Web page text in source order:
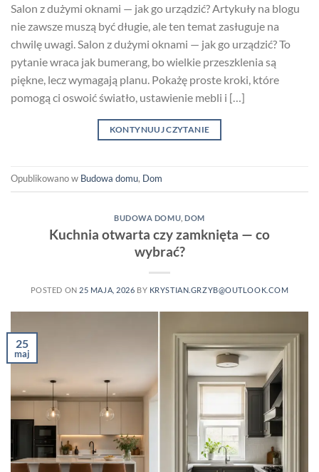
Salon z dużymi oknami — jak go urządzić? Artykuły na blogu
nie zawsze muszą być długie, ale ten temat zasługuje na
chwilę uwagi. Salon z dużymi oknami — jak go urządzić? To
pytanie wraca jak bumerang, bo wielkie przeszklenia są
piękne, lecz wymagają planu. Pokażę proste kroki, które
pomogą ci oswoić światło, ustawienie mebli i […]
KONTYNUUJ CZYTANIE
Opublikowano w Budowa domu, Dom
BUDOWA DOMU ,DOM
Kuchnia otwarta czy zamknięta — co
wybrać?
POSTED ON 25 MAJA, 2026 BY KRYSTIAN.GRZYB@OUTLOOK.COM
25
maj